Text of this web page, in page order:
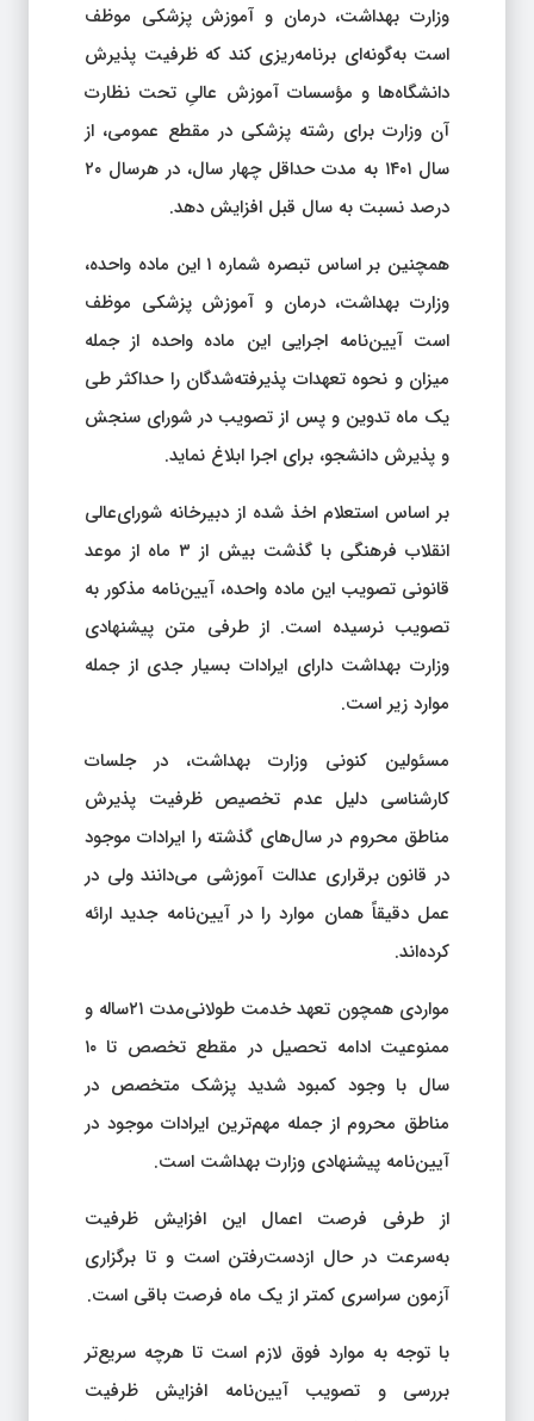
وزارت بهداشت، درمان و آموزش پزشکی موظف
است به‌گونه‌ای برنامه‌ریزی کند که ظرفیت پذیرش
دانشگاه‌ها و مؤسسات آموزش عالیِ تحت نظارت
آن وزارت برای رشته‌ پزشکی در مقطع عمومی، از
سال ۱۴۰۱ به مدت حداقل چهار سال، در هرسال ۲۰
درصد نسبت به سال قبل افزایش دهد.
همچنین بر اساس تبصره شماره ۱ این ماده‌ واحده،
وزارت بهداشت، درمان و آموزش پزشکی موظف
است آیین‌نامه اجرایی این ماده‌ واحده از جمله
میزان و نحوه تعهدات پذیرفته‌شدگان را حداکثر طی
یک ماه تدوین و پس از تصویب در شورای سنجش
و پذیرش دانشجو، برای اجرا ابلاغ نماید.
بر اساس استعلام اخذ شده از دبیرخانه شورای‌عالی
انقلاب فرهنگی با گذشت بیش از ۳ ماه از موعد
قانونی تصویب این ماده‌ واحده، آیین‌نامه مذکور به
تصویب نرسیده است. از طرفی متن پیشنهادی
وزارت بهداشت دارای ایرادات بسیار جدی از جمله
موارد زیر است.
مسئولین کنونی وزارت بهداشت، در جلسات
کارشناسی دلیل عدم تخصیص ظرفیت پذیرش
مناطق محروم در سال‌های گذشته را ایرادات موجود
در قانون برقراری عدالت آموزشی می‌دانند ولی در
عمل دقیقاً همان موارد را در آیین‌نامه جدید ارائه
کرده‌اند.
مواردی همچون تعهد خدمت طولانی‌مدت ۲۱ساله و
ممنوعیت ادامه تحصیل در مقطع تخصص تا ۱۰
سال با وجود کمبود شدید پزشک متخصص در
مناطق محروم از جمله مهم‌ترین ایرادات موجود در
آیین‌نامه پیشنهادی وزارت بهداشت است.
از طرفی فرصت اعمال این افزایش ظرفیت
به‌سرعت در حال ازدست‌رفتن است و تا برگزاری
آزمون سراسری کمتر از یک ماه فرصت باقی است.
با توجه به موارد فوق لازم است تا هرچه سریع‌تر
بررسی و تصویب آیین‌نامه افزایش ظرفیت